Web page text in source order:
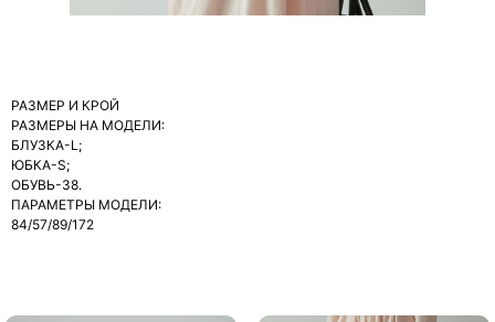
РАЗМЕР И КРОЙ
РАЗМЕРЫ НА МОДЕЛИ:
БЛУЗКА-L;
ЮБКА-S;
ОБУВЬ-38.
ПАРАМЕТРЫ МОДЕЛИ:
84/57/89/172